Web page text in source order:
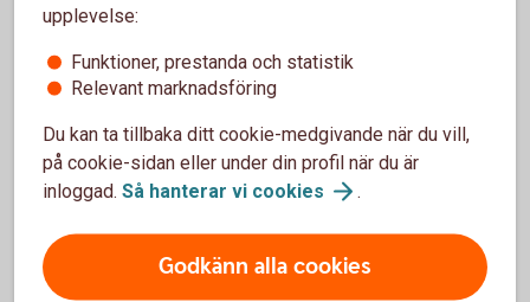
Vart vänder jag mig vid problem?
Kontakta Fitbit
upplevelse:
Funktioner, prestanda och statistik
Relevant marknadsföring
Du kan ta tillbaka ditt cookie-medgivande när du vill,
på cookie-sidan eller under din profil när du är
inloggad. Så hanterar vi cookies .
Godkänn alla cookies